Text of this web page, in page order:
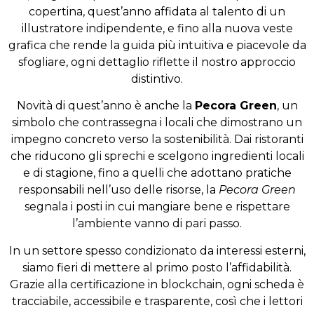
copertina, quest’anno affidata al talento di un
illustratore indipendente, e fino alla nuova veste
grafica che rende la guida più intuitiva e piacevole da
sfogliare, ogni dettaglio riflette il nostro approccio
distintivo.
Novità di quest’anno è anche la Pecora Green, un
simbolo che contrassegna i locali che dimostrano un
impegno concreto verso la sostenibilità. Dai ristoranti
che riducono gli sprechi e scelgono ingredienti locali
e di stagione, fino a quelli che adottano pratiche
responsabili nell’uso delle risorse, la Pecora Green
segnala i posti in cui mangiare bene e rispettare
l’ambiente vanno di pari passo.
In un settore spesso condizionato da interessi esterni,
siamo fieri di mettere al primo posto l’affidabilità.
Grazie alla certificazione in blockchain, ogni scheda è
tracciabile, accessibile e trasparente, così che i lettori